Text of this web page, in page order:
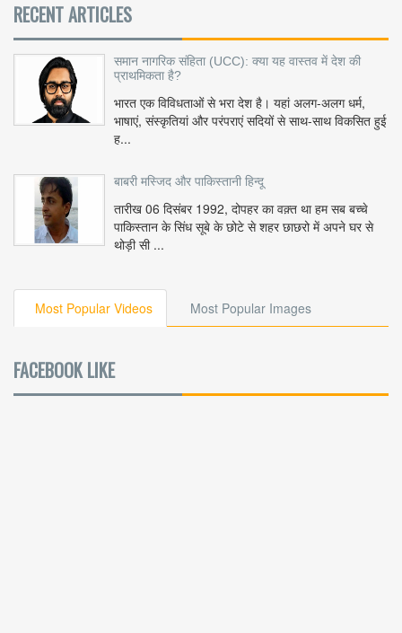
RECENT ARTICLES
समान नागरिक संहिता (UCC): क्या यह वास्तव में देश की
प्राथमिकता है?
भारत एक विविधताओं से भरा देश है। यहां अलग-अलग धर्म,
भाषाएं, संस्कृतियां और परंपराएं सदियों से साथ-साथ विकसित हुई
ह...
बाबरी मस्जिद और पाकिस्तानी हिन्दू
तारीख 06 दिसंबर 1992, दोपहर का वक़्त था हम सब बच्चे
पाकिस्तान के सिंध सूबे के छोटे से शहर छाछरो में अपने घर से
थोड़ी सी ...
Most Popular Videos Most Popular Images
FACEBOOK LIKE